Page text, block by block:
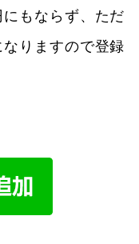
もならず、ただ
りますので登録